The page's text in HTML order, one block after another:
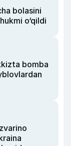
bolasini
o‘qildi
bomba